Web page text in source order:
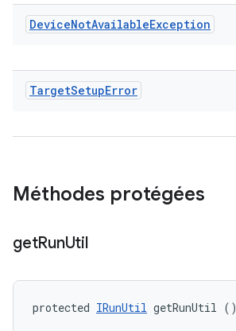
DeviceNotAvailableException
TargetSetupError
Méthodes protégées
getRunUtil
protected IRunUtil getRunUtil ()